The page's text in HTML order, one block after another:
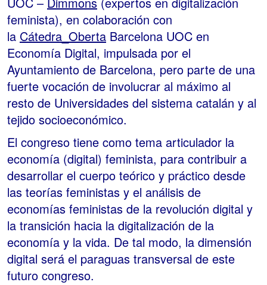
feminista), en colaboración con
la Cátedra_Oberta Barcelona UOC en
Economía Digital, impulsada por el
Ayuntamiento de Barcelona, pero parte de una
fuerte vocación de involucrar al máximo al
resto de Universidades del sistema catalán y al
tejido socioeconómico.
El congreso tiene como tema articulador la
economía (digital) feminista, para contribuir a
desarrollar el cuerpo teórico y práctico desde
las teorías feministas y el análisis de
economías feministas de la revolución digital y
la transición hacia la digitalización de la
economía y la vida. De tal modo, la dimensión
digital será el paraguas transversal de este
futuro congreso.